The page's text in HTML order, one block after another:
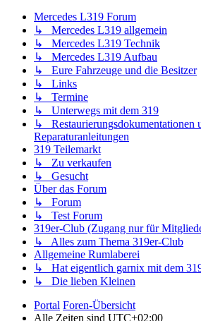
Mercedes L319 Forum
↳ Mercedes L319 allgemein
↳ Mercedes L319 Technik
↳ Mercedes L319 Aufbau
↳ Eure Fahrzeuge und die Besitzer
↳ Links
↳ Termine
↳ Unterwegs mit dem 319
↳ Restaurierungsdokumentationen
Reparaturanleitungen
319 Teilemarkt
↳ Zu verkaufen
↳ Gesucht
Über das Forum
↳ Forum
↳ Test Forum
319er-Club (Zugang nur für
↳ Alles zum Thema 319er-Club
Allgemeine Rumlaberei
↳ Hat eigentlich garnix mit dem
↳ Die lieben Kleinen
Portal Foren-Übersicht
Alle Zeiten sind UTC+02:00